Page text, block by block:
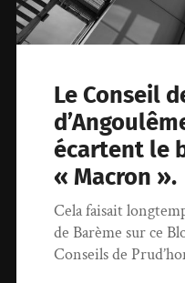
Le Conseil
écartent le
« Macron ».
Cela faisait
de Barème sur ce
Conseils de